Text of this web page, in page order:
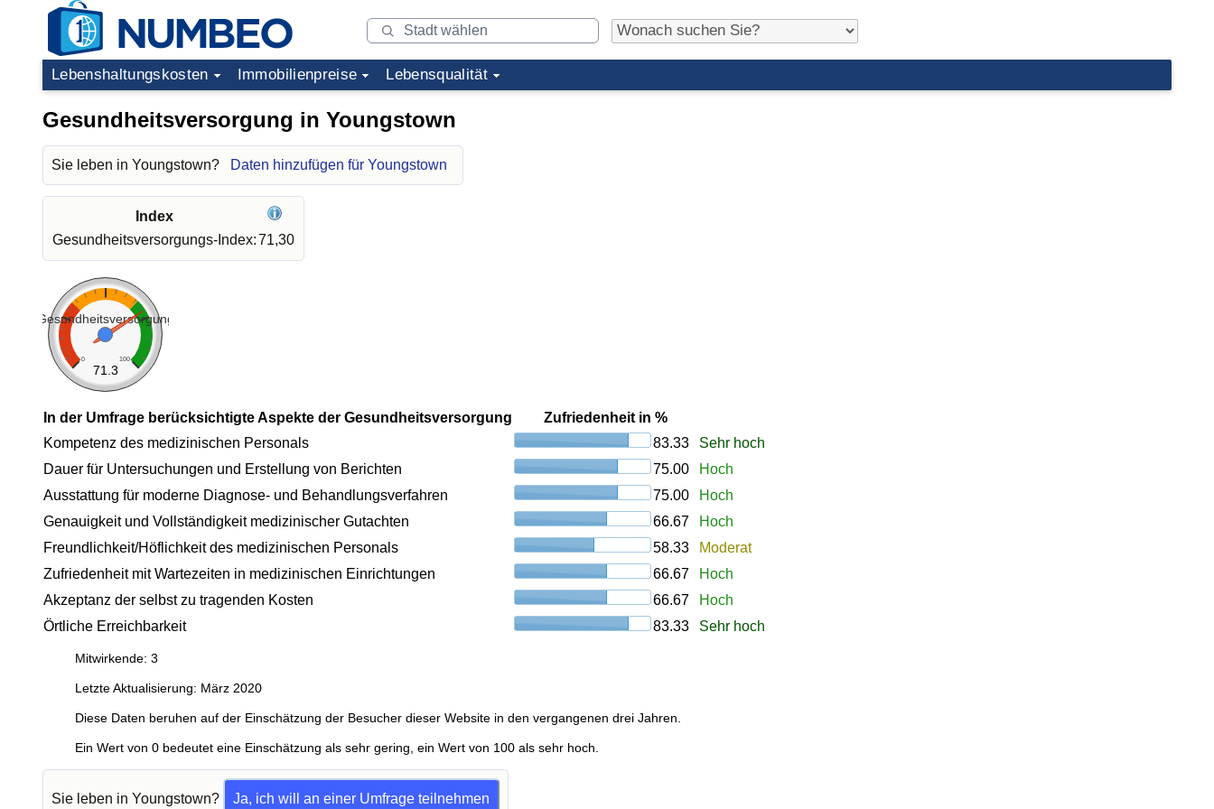
Lebenshaltungskosten Immobilienpreise Lebensqualität
Gesundheitsversorgung in Youngstown
Sie leben in Youngstown? Daten hinzufügen für Youngstown
Index
Gesundheitsversorgungs-Index:71,30
Gesundheitsversorgung
0 100
71.3
In der Umfrage berücksichtigte Aspekte der Gesundheitsversorgung
Zufriedenheit in %
Kompetenz des medizinischen Personals
83.33
Sehr hoch
Dauer für Untersuchungen und Erstellung von Berichten
75.00
Hoch
Ausstattung für moderne Diagnose- und Behandlungsverfahren
75.00
Hoch
Genauigkeit und Vollständigkeit medizinischer Gutachten
66.67
Hoch
Freundlichkeit/Höflichkeit des medizinischen Personals
58.33
Moderat
Zufriedenheit mit Wartezeiten in medizinischen Einrichtungen
66.67
Hoch
Akzeptanz der selbst zu tragenden Kosten
66.67
Hoch
Örtliche Erreichbarkeit
83.33 Sehr hoch
Mitwirkende: 3
Letzte Aktualisierung: März 2020
Diese Daten beruhen auf der Einschätzung der Besucher dieser Website in den vergangenen drei Jahren.
Ein Wert von 0 bedeutet eine Einschätzung als sehr gering, ein Wert von 100 als sehr hoch.
Sie leben in Youngstown? Ja, ich will an einer Umfrage teilnehmen